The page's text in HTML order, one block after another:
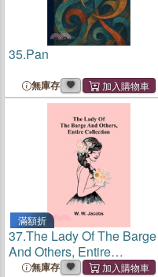
35.Pan
無庫存
滿額折
37.The Lady Of The Barge
And Others, Entire
Collection
無庫存